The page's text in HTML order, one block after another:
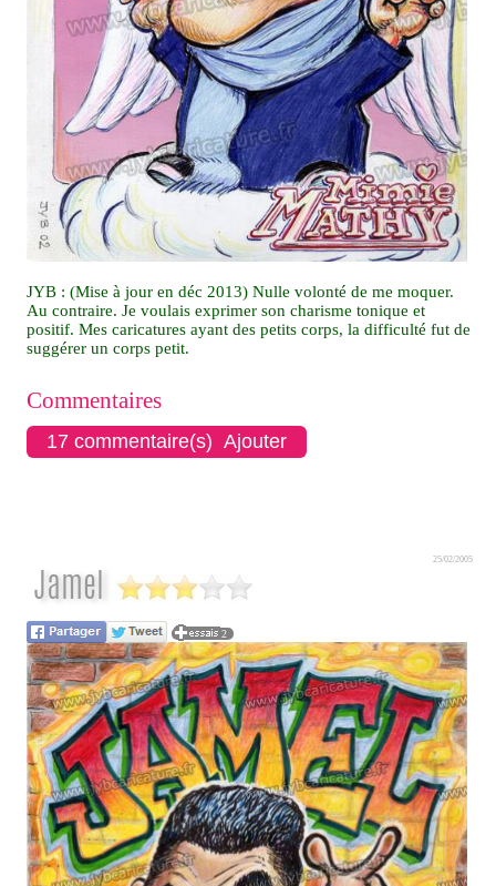
JYB : (Mise à jour en déc 2013) Nulle volonté de me moquer.
Au contraire. Je voulais exprimer son charisme tonique et
positif. Mes caricatures ayant des petits corps, la difficulté fut de
suggérer un corps petit.
Commentaires
17 commentaire(s) Ajouter
Jamel
25/02/2005
2